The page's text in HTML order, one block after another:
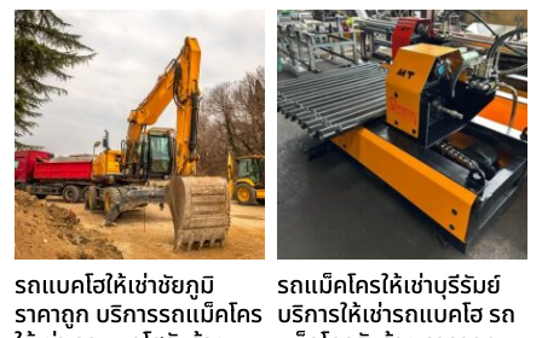
รถแบคโฮให้เช่าชัยภูมิ
ราคาถูก บริการรถแม็คโคร
รถแม็คโครให้เช่าบุรีรัมย์
บริการให้เช่ารถแบคโฮ รถ